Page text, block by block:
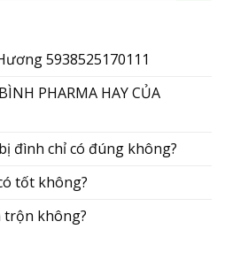
5938525170111
PHARMA HAY CỦA
đình chỉ có đúng không?
tốt không?
trộn không?